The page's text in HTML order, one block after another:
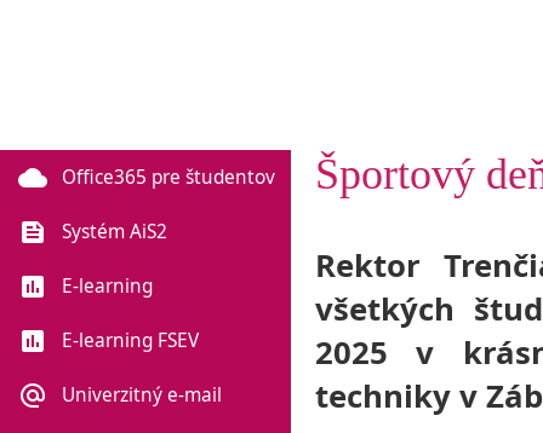
Športový
Rektor
všetkých
2025 v
techniky v
cloud Office365 pre študentov
feed Systém AiS2
poll E-learning
poll E-learning FSEV
alternate_email Univerzitný e-mail